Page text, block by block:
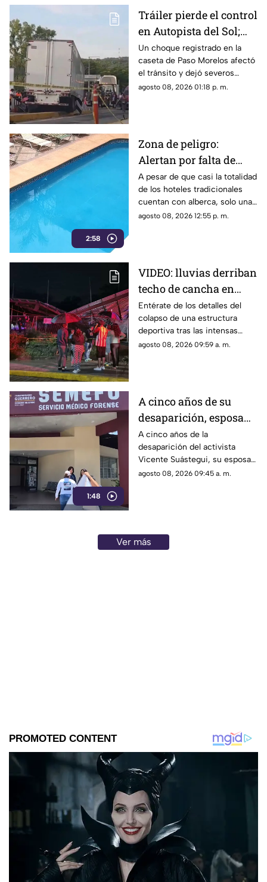
Tráiler pierde el control
en Autopista del Sol;
fallece una persona
Un choque registrado en la
caseta de Paso Morelos afectó
el tránsito y dejó severos
daños; este fue el saldo.
agosto 08, 2026 01:18 p. m.
2:58
Zona de peligro:
Alertan por falta de
medidas de seguridad
en albercas de hoteles
tradicionales
A pesar de que casi la totalidad
de los hoteles tradicionales
cuentan con alberca, solo una
mínima parte dispone de
agosto 08, 2026 12:55 p. m.
VIDEO: lluvias derriban
techo de cancha en
Chilpancingo; hubo
lesionados
Entérate de los detalles del
colapso de una estructura
deportiva tras las intensas
precipitaciones y el reporte de
agosto 08, 2026 09:59 a. m.
1:48
A cinco años de su
desaparición, esposa
de Vicente Suástegui
acude al Semefo en
Chilpancingo
A cinco años de la
desaparición del activista
Vicente Suástegui, su esposa
acudió al Semefo de
agosto 08, 2026 09:45 a. m.
Ver más